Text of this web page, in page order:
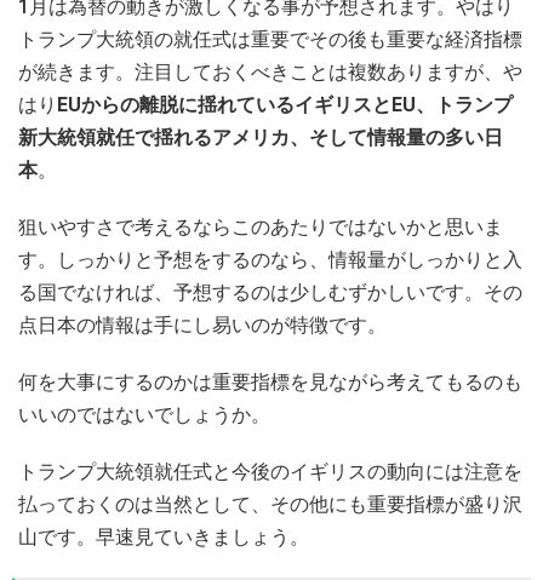
1月は為替の動きが激しくなる事が予想されます。やはり
トランプ大統領の就任式は重要でその後も重要な経済指標
が続きます。注目しておくべきことは複数ありますが、や
はり EUからの離脱に揺れているイギリスとEU、トランプ
新大統領就任で揺れるアメリカ、そして情報量の多い日
本。
狙いやすさで考えるならこのあたりではないかと思いま
す。しっかりと予想をするのなら、情報量がしっかりと入
る国でなければ、予想するのは少しむずかしいです。その
点日本の情報は手にし易いのが特徴です。
何を大事にするのかは重要指標を見ながら考えてもるのも
いいのではないでしょうか。
トランプ大統領就任式と今後のイギリスの動向には注意を
払っておくのは当然として、その他にも重要指標が盛り沢
山です。早速見ていきましょう。